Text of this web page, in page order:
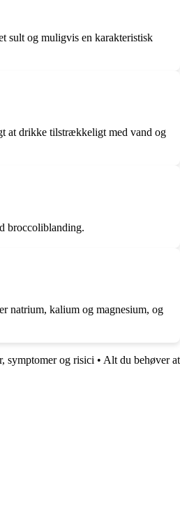
sult og muligvis en karakteristisk
at drikke tilstrækkeligt med vand og
broccoliblanding.
natrium, kalium og magnesium, og
symptomer og risici • Alt du behøver at